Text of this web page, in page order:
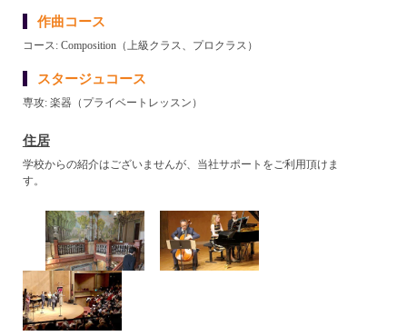
作曲コース
コース: Composition（上級クラス、プロクラス）
スタージュコース
専攻: 楽器（プライベートレッスン）
住居
学校からの紹介はございませんが、当社サポートをご利用頂けま
す。